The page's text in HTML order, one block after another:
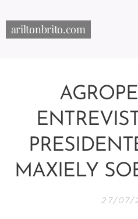
ariltonbrito.com
MAXIELY
27/07/